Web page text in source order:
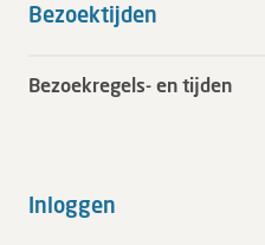
Bezoektijden
Bezoekregels- en tijden
Inloggen